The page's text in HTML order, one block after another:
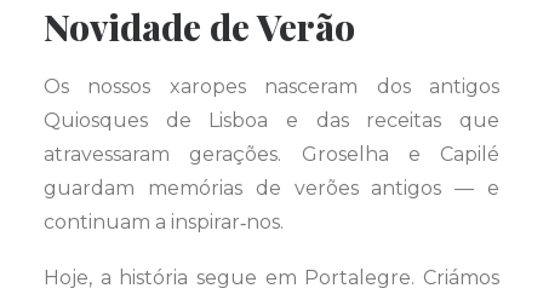
Novidade de Verão
Os nossos xaropes nasceram dos antigos
Quiosques de Lisboa e das receitas que
atravessaram gerações. Groselha e Capilé
guardam memórias de verões antigos — e
continuam a inspirar‑nos.
Hoje, a história segue em Portalegre. Criámos